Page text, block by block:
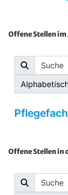
Offene Stellen
Offene Stellen in